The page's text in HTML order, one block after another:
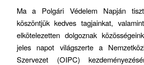
Ma a Polgári Védelem Napján
köszöntjük kedves tagjainkat,
elkötelezetten dolgoznak
jeles napot világszerte a
Szervezet (OIPC)